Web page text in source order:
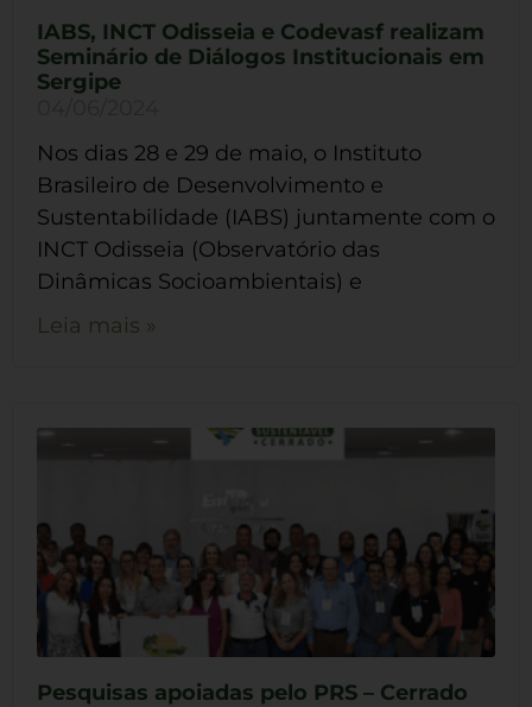
IABS, INCT Odisseia e Codevasf realizam
Seminário de Diálogos Institucionais em
Sergipe
Nos dias 28 e 29 de maio, o Instituto
Brasileiro de Desenvolvimento e
Sustentabilidade (IABS) juntamente com o
INCT Odisseia (Observatório das
Dinâmicas Socioambientais) e
Leia mais »
Pesquisas apoiadas pelo PRS – Cerrado